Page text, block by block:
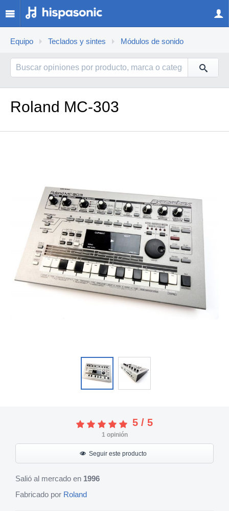
Equipo Teclados y sintes Módulos de sonido
Roland MC-303
5 / 5
1opinión
Seguir este producto
Salió al mercado en 1996
Fabricado por Roland